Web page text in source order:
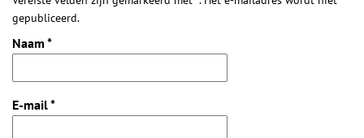
gepubliceerd.
Naam *
E-mail*